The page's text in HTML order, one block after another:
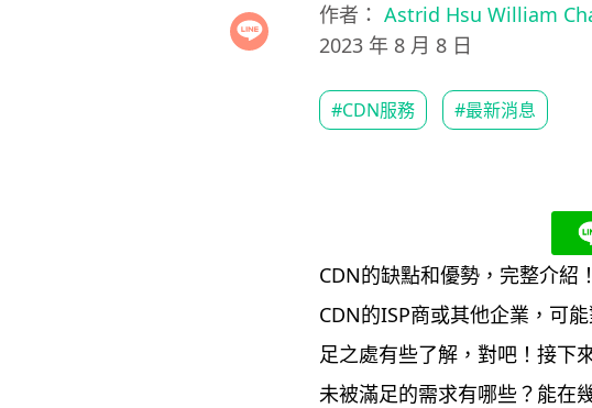
作者：Astrid Hsu William
2023 年 8 月 8 日
#CDN服務 #最新消息
CDN的缺點和優勢，完整介紹
CDN的ISP商或其他企業，可
足之處有些了解，對吧！接下
未被滿足的需求有哪些？能在